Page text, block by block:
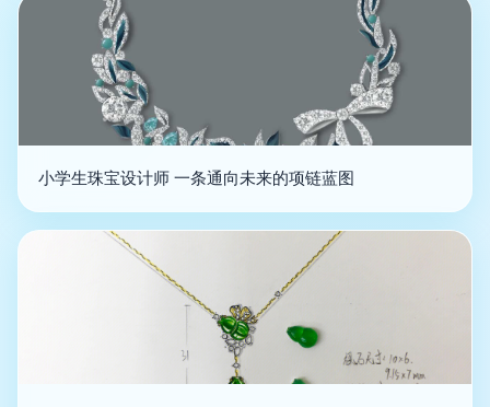
小学生珠宝设计师 一条通向未来的项链蓝图